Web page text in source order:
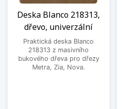
Deska Blanco 218313,
dřevo, univerzální
Praktická deska Blanco
218313 z masivního
bukového dřeva pro dřezy
Metra, Zia, Nova.